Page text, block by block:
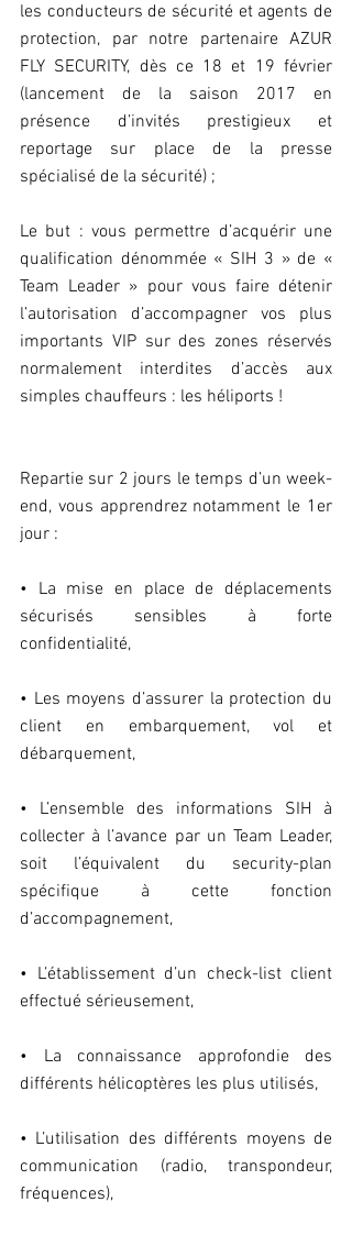
les conducteurs de sécurité et agents de
protection, par notre partenaire AZUR
FLY SECURITY, dès ce 18 et 19 février
(lancement de la saison 2017 en
présence d’invités prestigieux et
reportage sur place de la presse
spécialisé de la sécurité) ;
Le but : vous permettre d’acquérir une
qualification dénommée « SIH 3 » de «
Team Leader » pour vous faire détenir
l’autorisation d’accompagner vos plus
importants VIP sur des zones réservés
normalement interdites d’accès aux
simples chauffeurs : les héliports !
Repartie sur 2 jours le temps d’un week-
end, vous apprendrez notamment le 1er
jour :
• La mise en place de déplacements
sécurisés sensibles à forte
confidentialité,
• Les moyens d’assurer la protection du
client en embarquement, vol et
débarquement,
• L’ensemble des informations SIH à
collecter à l’avance par un Team Leader,
soit l’équivalent du security-plan
spécifique à cette fonction
d’accompagnement,
• L’établissement d’un check-list client
effectué sérieusement,
• La connaissance approfondie des
différents hélicoptères les plus utilisés,
• L’utilisation des différents moyens de
communication (radio, transpondeur,
fréquences),